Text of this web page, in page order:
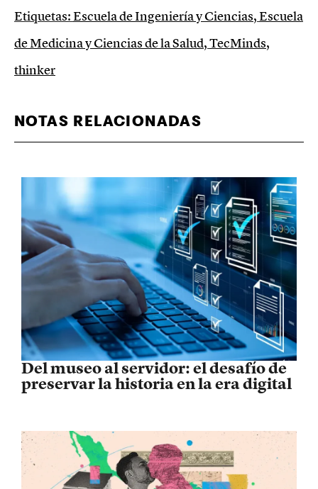
Etiquetas:Escuela de Ingeniería y Ciencias,Escuela
de Medicina y Ciencias de la Salud,TecMinds,
thinker
NOTAS RELACIONADAS
Del museo al servidor: el desafío de
preservar la historia en la era digital